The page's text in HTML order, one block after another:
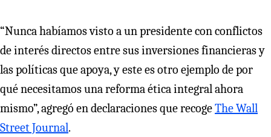
“Nunca habíamos visto a un presidente con conflictos
de interés directos entre sus inversiones financieras y
las políticas que apoya, y este es otro ejemplo de por
qué necesitamos una reforma ética integral ahora
mismo”, agregó en declaraciones que recogeThe Wall
Street Journal.